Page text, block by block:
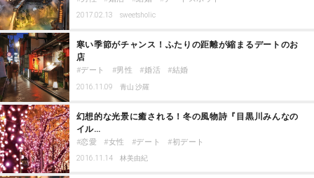
2017.02.13 sweetsholic
寒い季節がチャンス！ふたりの距離が縮まるデートのお
店
デート 男性 婚活 結婚
2016.11.09 青山 沙羅
幻想的な光景に癒される！冬の風物詩『目黒川みんなの
イル…
恋愛 女性 デート 初デート
2016.11.14 林美由紀